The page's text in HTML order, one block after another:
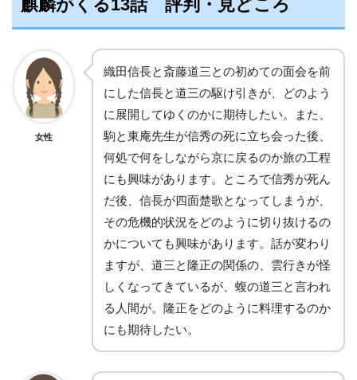
麒麟がくる13話 評判・見どころ
女性
織田信長と斎藤道三との初めての面会を前
にした信長と道三の駆け引きが、どのよう
に展開してゆくのかに期待したい。また、
駒と東庵先生が信秀の死に立ち会った後、
何処で何をしながら京に戻るのか旅の工程
にも興味があります。ところで信秀が死ん
だ後、信長が四面楚歌となってしまうが、
その危機的状況をどのように切り抜けるの
かについても興味があります。話が変わり
ますが、道三と隆正の関係の、雲行きが怪
しくなってきているが、蝮の道三と言われ
る人間が。隆正をどのように料理するのか
にも期待したい。